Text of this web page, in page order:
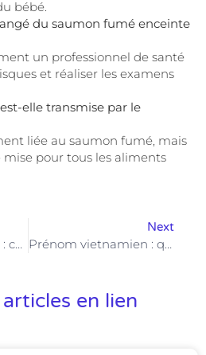
bébé.
du saumon fumé enceinte
un professionnel de santé
et réaliser les examens
elle transmise par le
liée au saumon fumé, mais
pour tous les aliments
Sevrage allaitement : comment accompagner bébé sans stress ni confusion ?
Next
Prénom vietnamien : quelles significations cachent ces choix culturels pour votre enfant ?
en lien